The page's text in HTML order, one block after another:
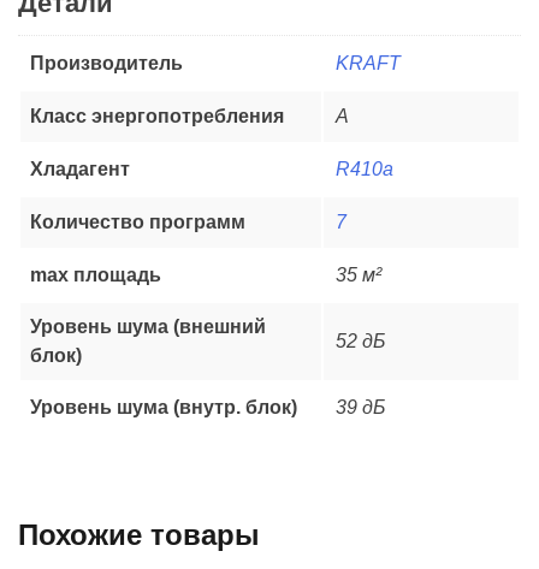
Производитель KRAFT
Класс энергопотребления А
Хладагент R410a
Количество программ 7
max площадь 35 м²
Уровень шума (внешний
блок)
52 дБ
Уровень шума (внутр. блок) 39 дБ
Похожие товары